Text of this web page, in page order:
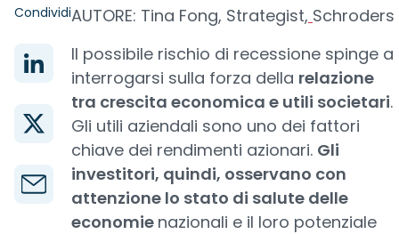
CondividiAUTORE: Tina Fong, Strategist, Schroders
Il possibile rischio di recessione spinge a
interrogarsi sulla forza della relazione
tra crescita economica e utili societari.
Gli utili aziendali sono uno dei fattori
chiave dei rendimenti azionari. Gli
investitori, quindi, osservano con
attenzione lo stato di salute delle
economie nazionali e il loro potenziale